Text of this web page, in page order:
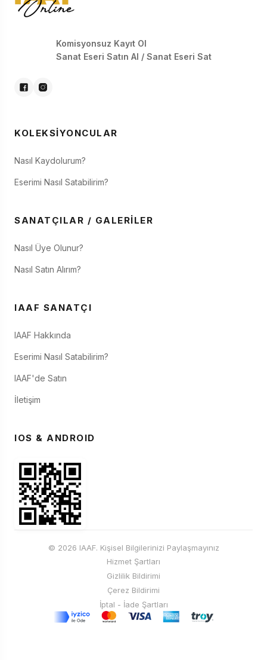
Komisyonsuz Kayıt Ol
Sanat Eseri Satın Al / Sanat Eseri Sat
KOLEKSIYONCULAR
Nasıl Kaydolurum?
Eserimi Nasıl Satabilirim?
SANATÇILAR / GALERILER
Nasıl Üye Olunur?
Nasıl Satın Alırım?
IAAF SANATÇI
IAAF Hakkında
Eserimi Nasıl Satabilirim?
IAAF'de Satın
İletişim
IOS & ANDROID
© 2026 IAAF. Kişisel Bilgilerinizi Paylaşmayınız
Hizmet Şartları
Gizlilik Bildirimi
Çerez Bildirimi
İptal - İade Şartları